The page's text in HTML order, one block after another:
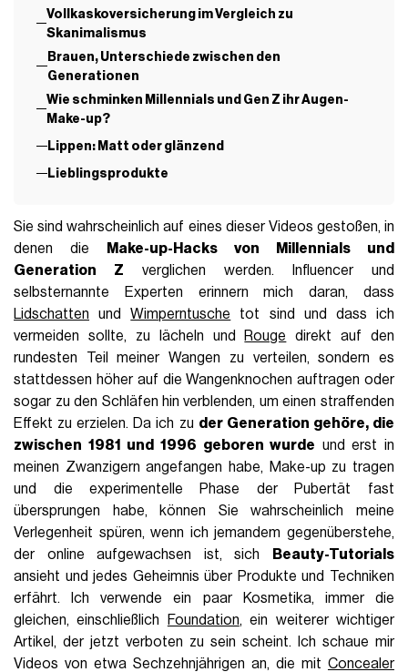
Vollkaskoversicherung im Vergleich zu
Skanimalismus
Brauen, Unterschiede zwischen den
Generationen
Wie schminken Millennials und Gen Z ihr Augen-
Make-up?
Lippen: Matt oder glänzend
Lieblingsprodukte
Sie sind wahrscheinlich auf eines dieser Videos gestoßen, in
denen die
Make-up-Hacks von Millennials und
Generation Z verglichen werden. Influencer und
selbsternannte Experten erinnern mich daran, dass
Lidschatten undWimperntusche tot sind und dass ich
vermeiden sollte, zu lächeln und
Rouge direkt auf den
rundesten Teil meiner Wangen zu verteilen, sondern es
stattdessen höher auf die Wangenknochen auftragen oder
sogar zu den Schläfen hin verblenden, um einen straffenden
Effekt zu erzielen. Da ich zu der Generation gehöre, die
zwischen 1981 und 1996 geboren wurde und erst in
meinen Zwanzigern angefangen habe, Make-up zu tragen
und die experimentelle Phase der Pubertät fast
übersprungen habe, können Sie wahrscheinlich meine
Verlegenheit spüren, wenn ich jemandem gegenüberstehe,
der online aufgewachsen ist, sich
Beauty-Tutorials
ansieht und jedes Geheimnis über Produkte und Techniken
erfährt. Ich verwende ein paar Kosmetika, immer die
gleichen, einschließlich
Foundation, ein weiterer wichtiger
Artikel, der jetzt verboten zu sein scheint. Ich schaue mir
Videos von etwa Sechzehnjährigen an, die mit Concealer